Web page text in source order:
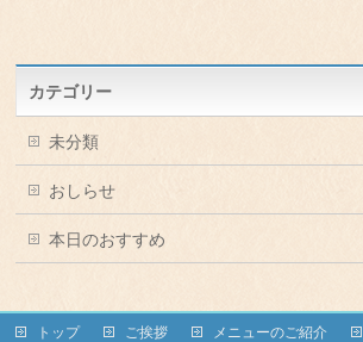
カテゴリー
未分類
おしらせ
本日のおすすめ
トップ ご挨拶 メニューのご紹介